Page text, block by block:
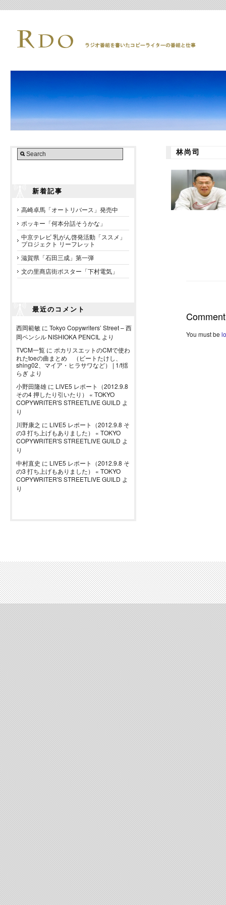
新着記事
高崎卓馬「オートリバース」発売中
ポッキー「何本分話そうかな」
中京テレビ 乳がん啓発活動「ススメ」
プロジェクト リーフレット
滋賀県「石田三成」第一弾
文の里商店街ポスター「下村電気」
最近のコメント
西岡範敏 に Tokyo Copywriters’ Street – 西
岡ペンシル NISHIOKA PENCIL より
TVCM一覧 に ポカリスエットのCMで使わ
れたtoeの曲まとめ （ビートたけし、
shing02、マイア・ヒラサワなど） | 1/f揺
らぎ より
小野田隆雄 に LIVE5 レポート（2012.9.8
その4 押したり引いたり） « TOKYO
COPYWRITER'S STREETLIVE GUILD よ
り
川野康之 に LIVE5 レポート（2012.9.8 そ
の3 打ち上げもありました） « TOKYO
COPYWRITER'S STREETLIVE GUILD よ
り
中村直史 に LIVE5 レポート（2012.9.8 そ
の3 打ち上げもありました） « TOKYO
COPYWRITER'S STREETLIVE GUILD よ
り
林尚司
Comment
You must be